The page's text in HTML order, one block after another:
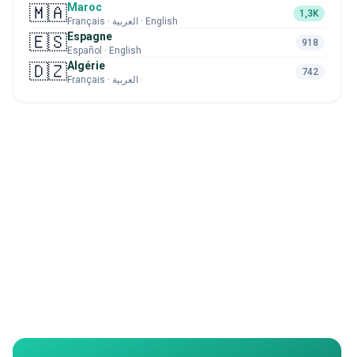
🇲🇦Maroc
Français · العربية · English
1,3K
🇪🇸Espagne
Español · English
918
🇩🇿Algérie
Français · العربية
742